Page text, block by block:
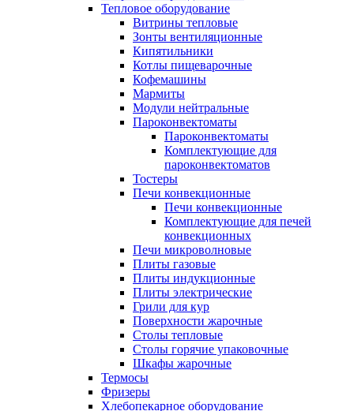
Тепловое оборудование
Витрины тепловые
Зонты вентиляционные
Кипятильники
Котлы пищеварочные
Кофемашины
Мармиты
Модули нейтральные
Пароконвектоматы
Пароконвектоматы
Комплектующие для
пароконвектоматов
Тостеры
Печи конвекционные
Печи конвекционные
Комплектующие для печей
конвекционных
Печи микроволновые
Плиты газовые
Плиты индукционные
Плиты электрические
Грили для кур
Поверхности жарочные
Столы тепловые
Столы горячие упаковочные
Шкафы жарочные
Термосы
Фризеры
Хлебопекарное оборудование